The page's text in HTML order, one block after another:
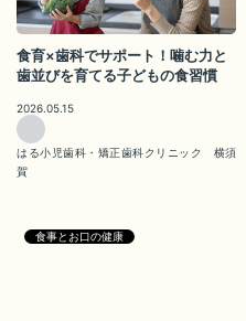
食育×歯科でサポート！噛む力と
歯並びを育てる子どもの食習慣
2026.05.15
はる小児歯科・矯正歯科クリニック 横須
賀
食事とお口の健康